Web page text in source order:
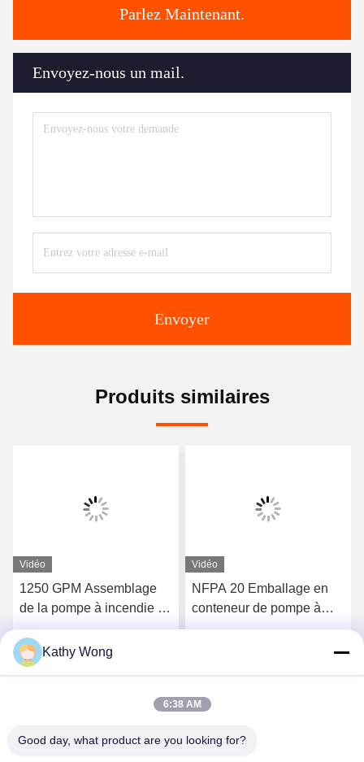
Parlez Maintenant.
Envoyez-nous un mail.
Envoyer
Produits similaires
Vidéo
1250 GPM Assemblage
de la pompe à incendie à
cas divisé horizontale
Vidéo
NFPA 20 Emballage en
conteneur de pompe à
incendie à patins
Kathy Wong
6:38 AM
Good day, what product are you looking for?